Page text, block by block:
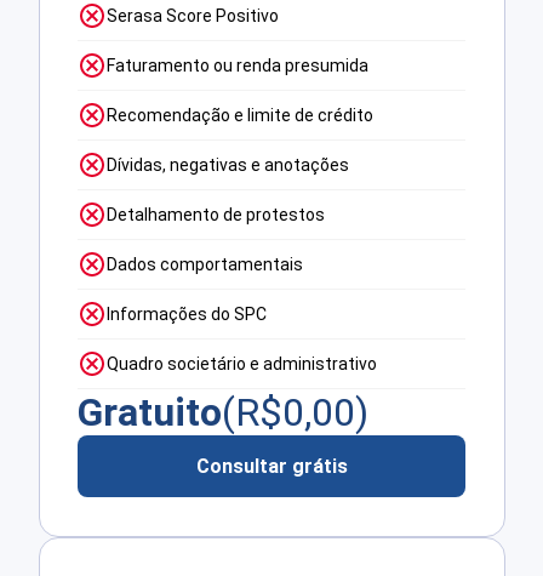
Serasa Score Positivo
Faturamento ou renda presumida
Recomendação e limite de crédito
Dívidas, negativas e anotações
Detalhamento de protestos
Dados comportamentais
Informações do SPC
Quadro societário e administrativo
Gratuito(R$0,00)
Consultar grátis